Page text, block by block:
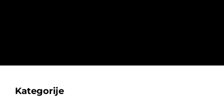
Kategorije